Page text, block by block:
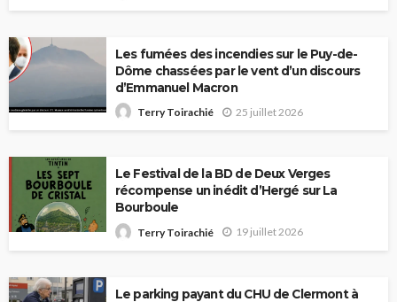
Les fumées des incendies sur le Puy-de-
Dôme chassées par le vent d’un discours
d’Emmanuel Macron
Terry Toirachié 25 juillet 2026
Le Festival de la BD de Deux Verges
récompense un inédit d’Hergé sur La
Bourboule
Terry Toirachié 19 juillet 2026
Le parking payant du CHU de Clermont à